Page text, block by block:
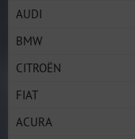
AUDI
BMW
CITROËN
FIAT
ACURA